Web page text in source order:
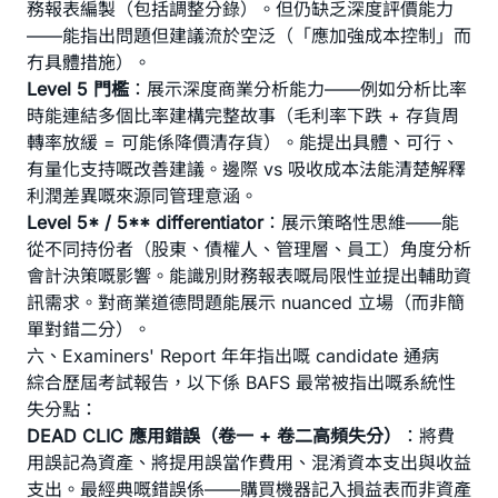
務報表編製（包括調整分錄）。但仍缺乏深度評價能力
——能指出問題但建議流於空泛（「應加強成本控制」而
冇具體措施）。
Level 5 門檻 ：展示深度商業分析能力——例如分析比率
時能連結多個比率建構完整故事（毛利率下跌 + 存貨周
轉率放緩 = 可能係降價清存貨）。能提出具體、可行、
有量化支持嘅改善建議。邊際 vs 吸收成本法能清楚解釋
利潤差異嘅來源同管理意涵。
Level 5* / 5** differentiator：展示策略性思維——能
從不同持份者（股東、債權人、管理層、員工）角度分析
會計決策嘅影響。能識別財務報表嘅局限性並提出輔助資
訊需求。對商業道德問題能展示 nuanced 立場（而非簡
單對錯二分）。
六、Examiners' Report 年年指出嘅 candidate 通病
綜合歷屆考試報告，以下係 BAFS 最常被指出嘅系統性
失分點：
DEAD CLIC 應用錯誤（卷一 + 卷二高頻失分）
：將費
用誤記為資產、將提用誤當作費用、混淆資本支出與收益
支出。最經典嘅錯誤係——購買機器記入損益表而非資產